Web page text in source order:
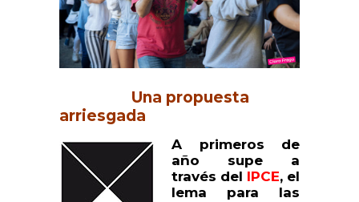
Una propuesta
arriesgada
A primeros de
año supe a
través del IPCE, el
lema para las